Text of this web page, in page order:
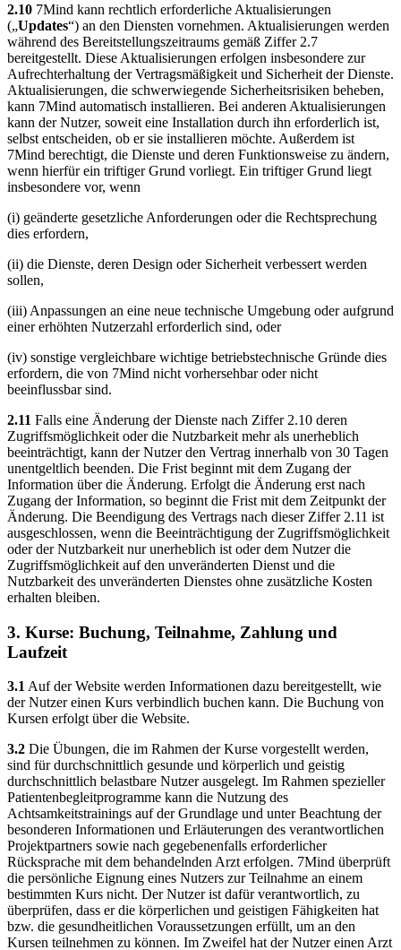
2.10 7Mind kann rechtlich erforderliche Aktualisierungen
(„Updates“) an den Diensten vornehmen. Aktualisierungen werden
während des Bereitstellungszeitraums gemäß Ziffer 2.7
bereitgestellt. Diese Aktualisierungen erfolgen insbesondere zur
Aufrechterhaltung der Vertragsmäßigkeit und Sicherheit der Dienste.
Aktualisierungen, die schwerwiegende Sicherheitsrisiken beheben,
kann 7Mind automatisch installieren. Bei anderen Aktualisierungen
kann der Nutzer, soweit eine Installation durch ihn erforderlich ist,
selbst entscheiden, ob er sie installieren möchte. Außerdem ist
7Mind berechtigt, die Dienste und deren Funktionsweise zu ändern,
wenn hierfür ein triftiger Grund vorliegt. Ein triftiger Grund liegt
insbesondere vor, wenn
(i) geänderte gesetzliche Anforderungen oder die Rechtsprechung
dies erfordern,
(ii) die Dienste, deren Design oder Sicherheit verbessert werden
sollen,
(iii) Anpassungen an eine neue technische Umgebung oder aufgrund
einer erhöhten Nutzerzahl erforderlich sind, oder
(iv) sonstige vergleichbare wichtige betriebstechnische Gründe dies
erfordern, die von 7Mind nicht vorhersehbar oder nicht
beeinflussbar sind.
2.11 Falls eine Änderung der Dienste nach Ziffer 2.10 deren
Zugriffsmöglichkeit oder die Nutzbarkeit mehr als unerheblich
beeinträchtigt, kann der Nutzer den Vertrag innerhalb von 30 Tagen
unentgeltlich beenden. Die Frist beginnt mit dem Zugang der
Information über die Änderung. Erfolgt die Änderung erst nach
Zugang der Information, so beginnt die Frist mit dem Zeitpunkt der
Änderung. Die Beendigung des Vertrags nach dieser Ziffer 2.11 ist
ausgeschlossen, wenn die Beeinträchtigung der Zugriffsmöglichkeit
oder der Nutzbarkeit nur unerheblich ist oder dem Nutzer die
Zugriffsmöglichkeit auf den unveränderten Dienst und die
Nutzbarkeit des unveränderten Dienstes ohne zusätzliche Kosten
erhalten bleiben.
3. Kurse: Buchung, Teilnahme, Zahlung und
Laufzeit
3.1 Auf der Website werden Informationen dazu bereitgestellt, wie
der Nutzer einen Kurs verbindlich buchen kann. Die Buchung von
Kursen erfolgt über die Website.
3.2 Die Übungen, die im Rahmen der Kurse vorgestellt werden,
sind für durchschnittlich gesunde und körperlich und geistig
durchschnittlich belastbare Nutzer ausgelegt. Im Rahmen spezieller
Patientenbegleitprogramme kann die Nutzung des
Achtsamkeitstrainings auf der Grundlage und unter Beachtung der
besonderen Informationen und Erläuterungen des verantwortlichen
Projektpartners sowie nach gegebenenfalls erforderlicher
Rücksprache mit dem behandelnden Arzt erfolgen. 7Mind überprüft
die persönliche Eignung eines Nutzers zur Teilnahme an einem
bestimmten Kurs nicht. Der Nutzer ist dafür verantwortlich, zu
überprüfen, dass er die körperlichen und geistigen Fähigkeiten hat
bzw. die gesundheitlichen Voraussetzungen erfüllt, um an den
Kursen teilnehmen zu können. Im Zweifel hat der Nutzer einen Arzt